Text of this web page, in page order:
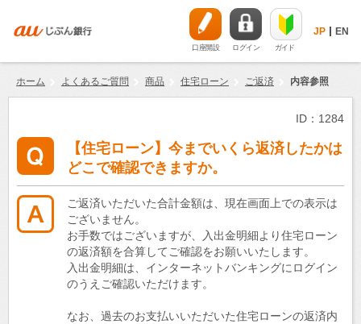
口座開設 ログイン ガイド
JP EN
ホーム よくあるご質問 商品 住宅ローン ご返済 内容参照
ID：1284
【住宅ローン】今までいくら返済したかは
どこで確認できますか。
ご返済いただいた合計金額は、現在画面上での表示は
ございません。
お手数ではございますが、入出金明細より住宅ローン
の返済額を合算してご確認をお願いいたします。
入出金明細は、インターネットバンキングにログイン
のうえご確認いただけます。
なお、過去のお支払いいただいた住宅ローンの返済内